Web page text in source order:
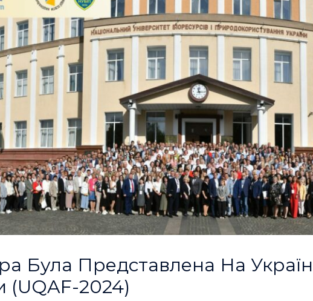
Була Представлена На
(UQAF-2024)